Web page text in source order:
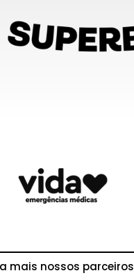
mais nossos parceiros